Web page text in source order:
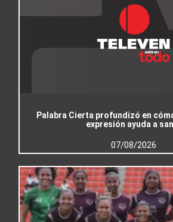
Palabra Cierta profundizó en
expresión ayuda a
07/08/2026